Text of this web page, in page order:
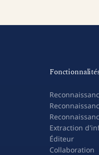
Extraction
Éditeur
Collaboration